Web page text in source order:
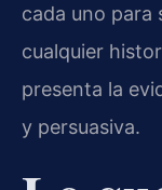
cada uno para
cualquier
presenta la
y persuasiva.